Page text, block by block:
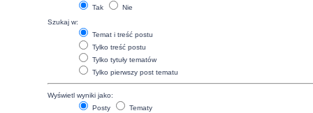
Tak
Nie
Szukaj w:
Temat i treść postu
Tylko treść postu
Tylko tytuły tematów
Tylko pierwszy post tematu
Wyświetl wyniki jako:
Posty
Tematy